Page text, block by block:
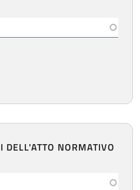
DELL'ATTO NORMATIVO